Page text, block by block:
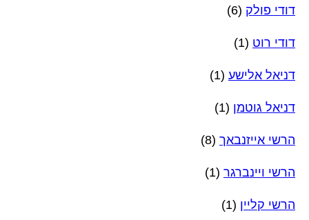
דודי פולק (6)
דודי רוט (1)
דניאל אלישע (1)
דניאל גוטמן (1)
הרשי אייזנבאך (8)
הרשי ויינברגר (1)
הרשי קליין (1)